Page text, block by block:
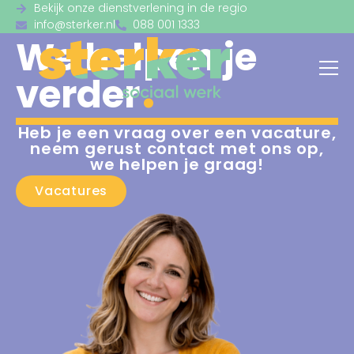
Bekijk onze dienstverlening in de regio
info@sterker.nl
088 001 1333
We helpen je
verder
Heb je een vraag over een vacature,
neem gerust contact met ons op,
we helpen je graag!
Vacatures